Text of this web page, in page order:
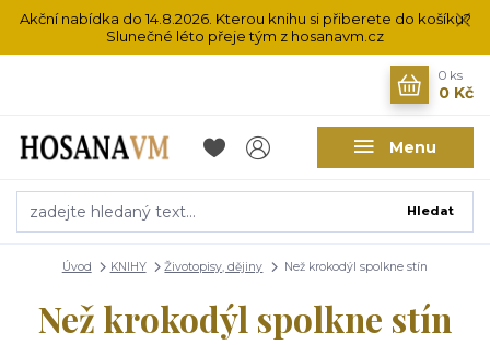
Akční nabídka do 14.8.2026. Kterou knihu si přiberete do košíku?
Slunečné léto přeje tým z hosanavm.cz
Menu
Hledat
0 ks
0 Kč
Úvod KNIHY Životopisy, dějiny Než krokodýl spolkne stín
Než krokodýl spolkne stín